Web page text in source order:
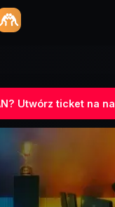
Utwórz ticket na